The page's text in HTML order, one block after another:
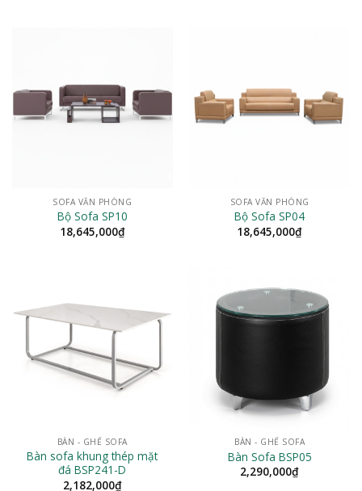
SOFA VĂN PHÒNG
Bộ Sofa SP10
18,645,000₫
SOFA VĂN PHÒNG
Bộ Sofa SP04
18,645,000₫
BÀN - GHẾ SOFA
Bàn sofa khung thép mặt
đá BSP241-D
2,182,000₫
BÀN - GHẾ SOFA
Bàn Sofa BSP05
2,290,000₫